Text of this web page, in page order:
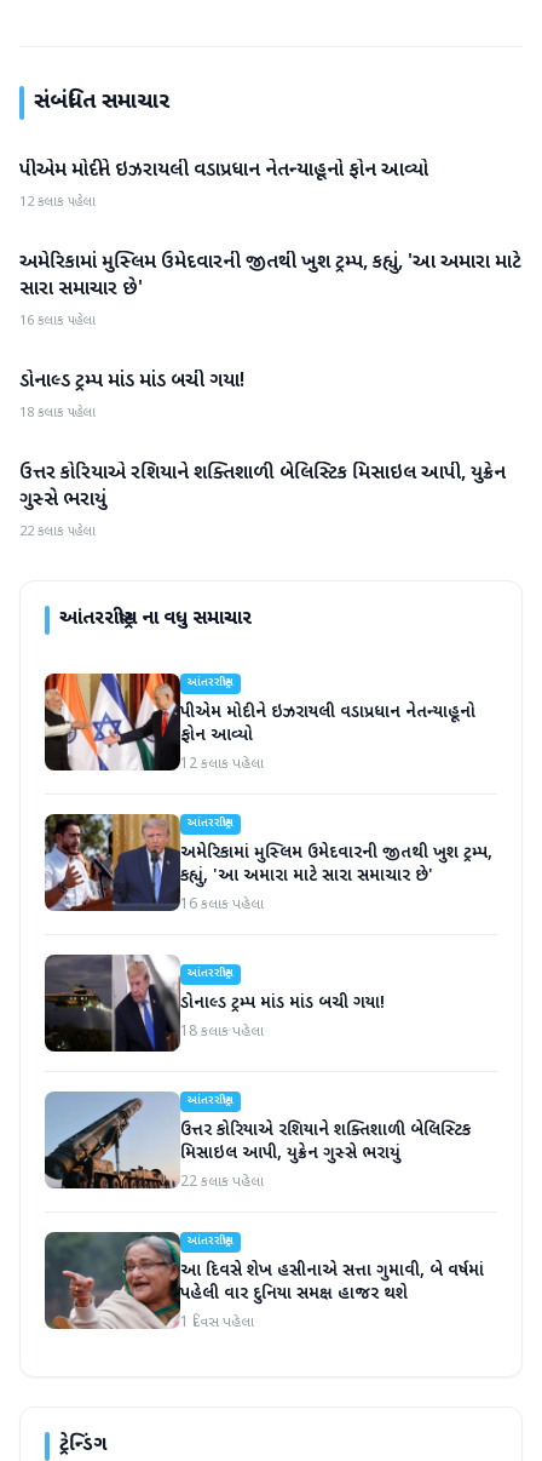
સંબંધિત સમાચાર
આંતરરાષ્ટ્રીય
પીએમ મોદીને ઇઝરાયલી વડાપ્રધાન નેતન્યાહૂનો ફોન આવ્યો
12 કલાક પહેલા
આંતરરાષ્ટ્રીય
અમેરિકામાં મુસ્લિમ ઉમેદવારની જીતથી ખુશ ટ્રમ્પ, કહ્યું, 'આ અમારા માટે
સારા સમાચાર છે'
16 કલાક પહેલા
આંતરરાષ્ટ્રીય
ડોનાલ્ડ ટ્રમ્પ માંડ માંડ બચી ગયા!
18 કલાક પહેલા
આંતરરાષ્ટ્રીય
ઉત્તર કોરિયાએ રશિયાને શક્તિશાળી બેલિસ્ટિક મિસાઇલ આપી, યુક્રેન
ગુસ્સે ભરાયું
22 કલાક પહેલા
આંતરરાષ્ટ્રીયના વધુ સમાચાર
આંતરરાષ્ટ્રીય
પીએમ મોદીને ઇઝરાયલી વડાપ્રધાન નેતન્યાહૂનો
ફોન આવ્યો
12 કલાક પહેલા
આંતરરાષ્ટ્રીય
અમેરિકામાં મુસ્લિમ ઉમેદવારની જીતથી ખુશ ટ્રમ્પ,
કહ્યું, 'આ અમારા માટે સારા સમાચાર છે'
16 કલાક પહેલા
આંતરરાષ્ટ્રીય
ડોનાલ્ડ ટ્રમ્પ માંડ માંડ બચી ગયા!
18 કલાક પહેલા
આંતરરાષ્ટ્રીય
ઉત્તર કોરિયાએ રશિયાને શક્તિશાળી બેલિસ્ટિક
મિસાઇલ આપી, યુક્રેન ગુસ્સે ભરાયું
22 કલાક પહેલા
આંતરરાષ્ટ્રીય
આ દિવસે શેખ હસીનાએ સત્તા ગુમાવી, બે વર્ષમાં
પહેલી વાર દુનિયા સમક્ષ હાજર થશે
1 દિવસ પહેલા
ટ્રેન્ડિંગ